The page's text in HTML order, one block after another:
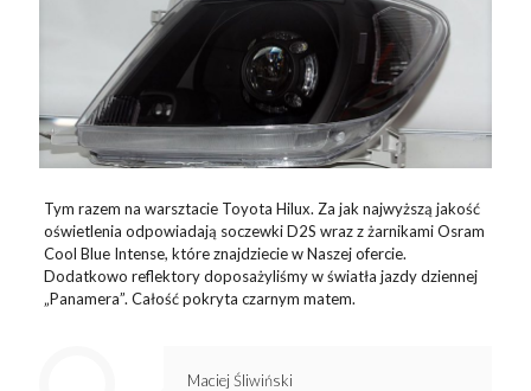
Tym razem na warsztacie Toyota Hilux. Za jak najwyższą jakość
oświetlenia odpowiadają soczewki D2S wraz z żarnikami Osram
Cool Blue Intense, które znajdziecie w Naszej ofercie.
Dodatkowo reflektory doposażyliśmy w światła jazdy dziennej
„Panamera”. Całość pokryta czarnym matem.
Maciej Śliwiński